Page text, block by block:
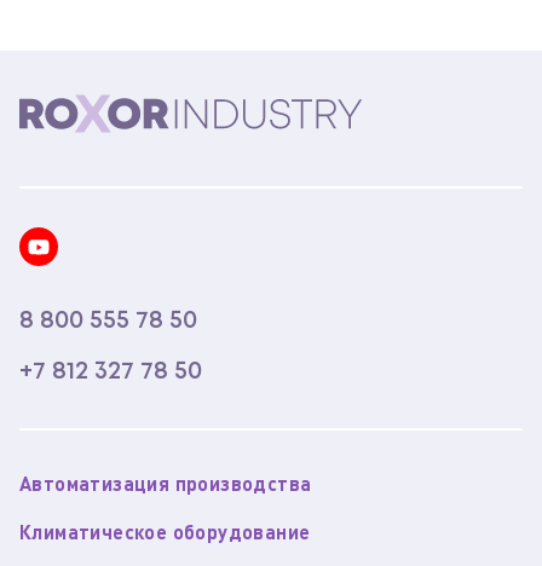
8 800 555 78 50
+7 812 327 78 50
Автоматизация производства
Климатическое оборудование